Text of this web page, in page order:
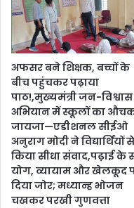
अफसर बने शिक्षक, बच्चों के
बीच पहुंचकर पढ़ाया
पाठ!,मुख्यमंत्री जन-विश्वास
अभियान में स्कूलों का
जायजा—एडीशनल सीईओ
अनुराग मोदी ने विद्यार्थियों से
किया सीधा संवाद,पढ़ाई के
योग, व्यायाम और खेलकूद
दिया जोर; मध्यान्ह भोजन
चखकर परखी गुणवत्ता